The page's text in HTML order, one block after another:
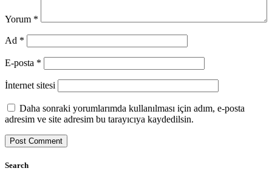
Yorum *
Ad *
E-posta *
İnternet sitesi
Daha sonraki yorumlarımda kullanılması için adım, e-posta
adresim ve site adresim bu tarayıcıya kaydedilsin.
Search